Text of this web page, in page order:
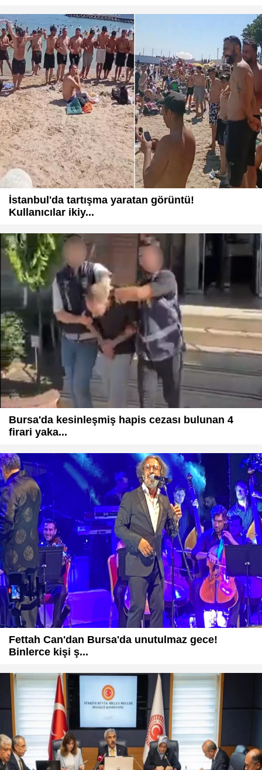
İstanbul'da tartışma yaratan görüntü!
Kullanıcılar ikiy...
Bursa'da kesinleşmiş hapis cezası bulunan 4
firari yaka...
Fettah Can'dan Bursa'da unutulmaz gece!
Binlerce kişi ş...